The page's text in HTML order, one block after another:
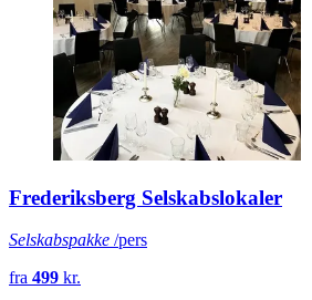
Frederiksberg Selskabslokaler
Selskabspakke /pers
fra 499 kr.